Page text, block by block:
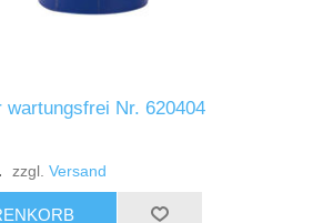
Nr. 620404
zzgl.Versand